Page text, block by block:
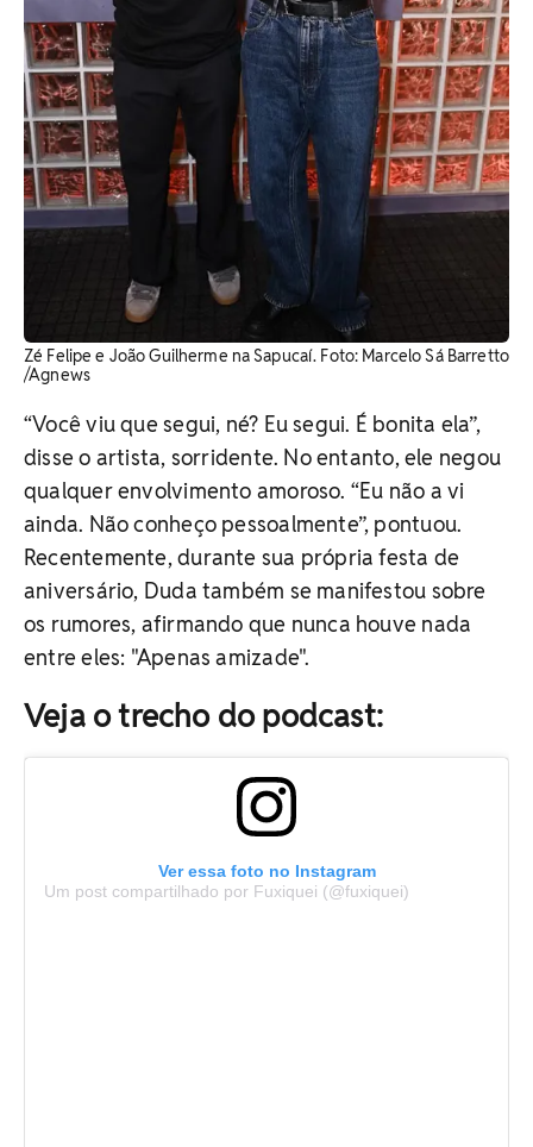
Zé Felipe e João Guilherme na Sapucaí. Foto: Marcelo Sá Barretto
/Agnews
“Você viu que segui, né? Eu segui. É bonita ela”,
disse o artista, sorridente. No entanto, ele negou
qualquer envolvimento amoroso. “Eu não a vi
ainda. Não conheço pessoalmente”, pontuou.
Recentemente, durante sua própria festa de
aniversário, Duda também se manifestou sobre
os rumores, afirmando que nunca houve nada
entre eles: "Apenas amizade".
Veja o trecho do podcast:
Ver essa foto no Instagram
Um post compartilhado por Fuxiquei (@fuxiquei)